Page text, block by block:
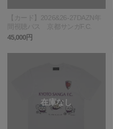
【カード】2026&26-27DAZN年
間視聴パス 京都サンガF.C.
45,000円